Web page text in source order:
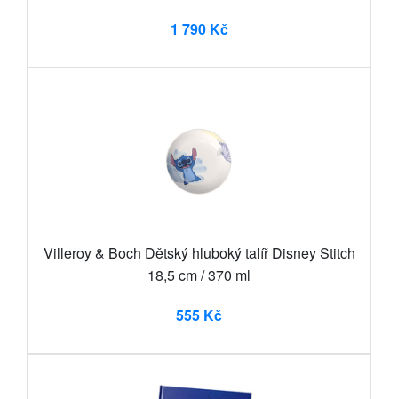
1 790 Kč
Villeroy & Boch Dětský hluboký talíř Disney Stitch
18,5 cm / 370 ml
555 Kč